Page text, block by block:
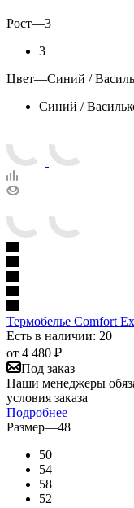
Рост—3
3
Цвет—Синий /
Синий /
Термобелье Comfort
Есть в наличии: 20
от 4 480 ₽
Под заказ
Наши менеджеры
условия заказа
Подробнее
Размер—48
50
54
58
52